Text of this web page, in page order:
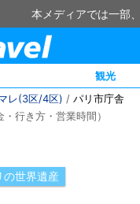
本メディアでは一部
観光
レ(3区/4区) / パリ市庁舎
行き方・営業時間）
の世界遺産